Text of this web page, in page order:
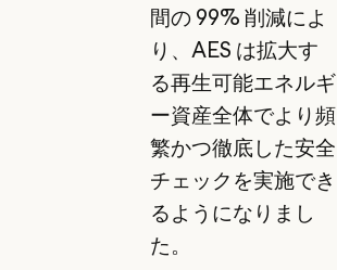
間の 99% 削減によ
り、AES は拡大す
る再生可能エネルギ
ー資産全体でより頻
繁かつ徹底した安全
チェックを実施でき
るようになりまし
た。